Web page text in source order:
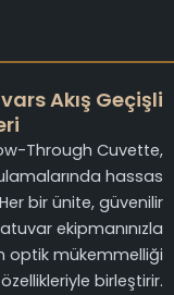
Akış Geçişli
Through Cuvette,
hassas
bir ünite, güvenilir
ekipmanınızla
optik mükemmelliği
birleştirir.